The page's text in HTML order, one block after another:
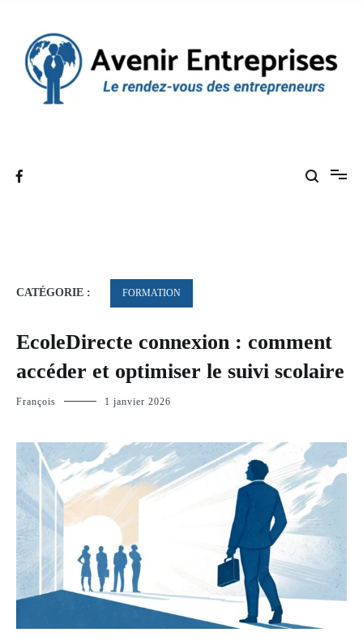
contenu
CATÉGORIE : FORMATION
EcoleDirecte connexion : comment
accéder et optimiser le suivi scolaire
François 1 janvier 2026